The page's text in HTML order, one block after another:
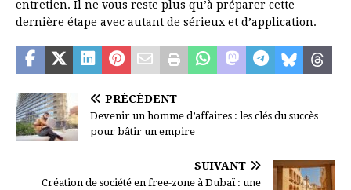
entretien. Il ne vous reste plus qu’à préparer cette
dernière étape avec autant de sérieux et d’application.
PRÉCÉDENT
Devenir un homme d’affaires : les clés du succès
pour bâtir un empire
SUIVANT
Création de société en free-zone à Dubaï : une